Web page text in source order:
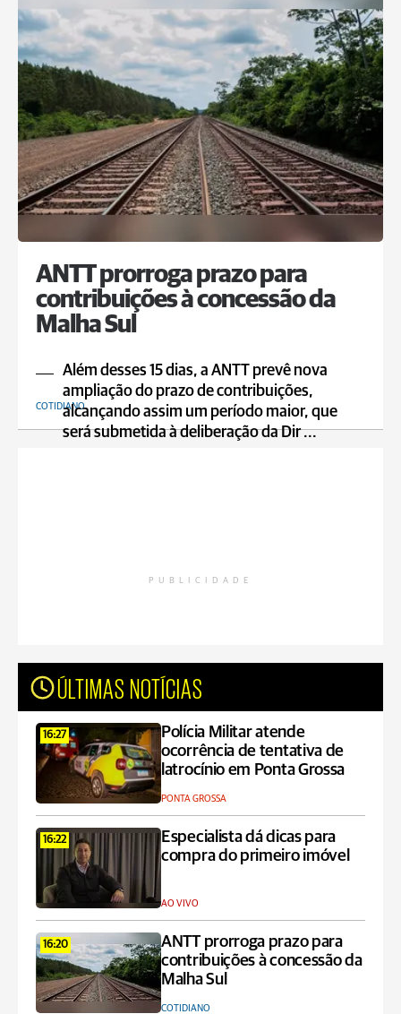
ANTT prorroga prazo para
contribuições à concessão da
Malha Sul
Além desses 15 dias, a ANTT prevê nova
ampliação do prazo de contribuições,
alcançando assim um período maior, que
será submetida à deliberação da Dir ...
COTIDIANO
PUBLICIDADE
ÚLTIMAS NOTÍCIAS
16:27
Polícia Militar atende
ocorrência de tentativa de
latrocínio em Ponta Grossa
PONTA GROSSA
16:22
Especialista dá dicas para
compra do primeiro imóvel
AO VIVO
16:20
ANTT prorroga prazo para
contribuições à concessão da
Malha Sul
COTIDIANO